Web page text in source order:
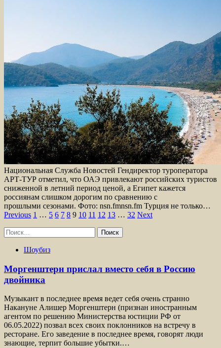
Национальная Служба Новостей Гендиректор туроператора
АРТ-ТУР отметил, что ОАЭ привлекают российских туристов
сниженной в летний период ценой, а Египет кажется
россиянам слишком дорогим по сравнению с
прошлыми сезонами. Фото: nsn.fmnsn.fm Турция не только…
Пагинация
записей
Previous 1 … 5 6 7 8 9 10 11 12 13 … 32 Next
Найти:
Шоубиз
Моргенштерн прислал вместо себя в Россию
двойника
Музыкант в последнее время ведет себя очень странно
Накануне Алишер Моргенштерн (признан иностранным
агентом по решению Министерства юстиции РФ от
06.05.2022) позвал всех своих поклонников на встречу в
ресторане. Его заведение в последнее время, говорят люди
знающие, терпит большие убытки.…